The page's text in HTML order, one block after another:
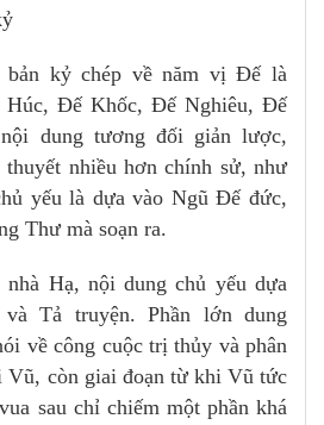
bản kỷ chép về năm vị Đế là
Húc, Đế Khốc, Đế Nghiêu, Đế
dung tương đối giản lược,
thuyết nhiều hơn chính sử, như
yếu là dựa vào Ngũ Đế đức,
Thư mà soạn ra.
Hạ, nội dung chủ yếu dựa
Tả truyện. Phần lớn dung
về công cuộc trị thủy và phân
Vũ, còn giai đoạn từ khi Vũ tức
sau chỉ chiếm một phần khá